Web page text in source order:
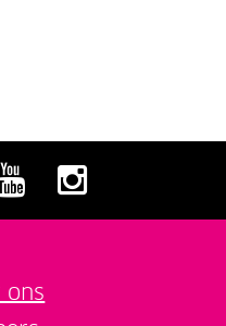
Facebook
op
ons op
Volg ons
Volg
ons